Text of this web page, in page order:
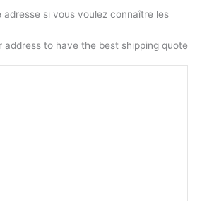
si vous voulez connaître les
address to have the best shipping quote